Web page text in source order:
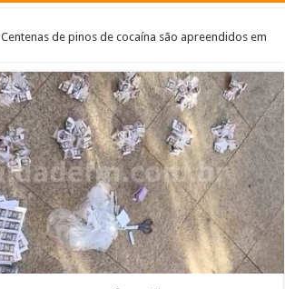
Centenas de pinos de cocaína são apreendidos em